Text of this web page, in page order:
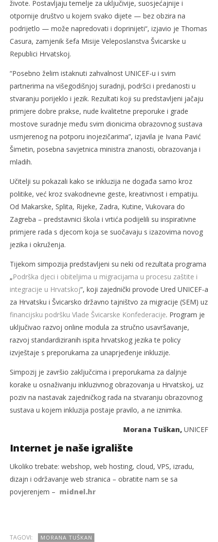
živote. Postavljaju temelje za uključivije, suosjećajnije i
otpornije društvo u kojem svako dijete — bez obzira na
podrijetlo — može napredovati i doprinijeti“, izjavio je Thomas
Casura, zamjenik šefa Misije Veleposlanstva Švicarske u
Republici Hrvatskoj.
“Posebno želim istaknuti zahvalnost UNICEF-u i svim
partnerima na višegodišnjoj suradnji, podršci i predanosti u
stvaranju porijeklo i jezik. Rezultati koji su predstavljeni jačaju
primjere dobre prakse, nude kvalitetne preporuke i grade
mostove suradnje među svim dionicima obrazovnog sustava
usmjerenog na potporu inojezičarima”, izjavila je Ivana Pavić
Šimetin, posebna savjetnica ministra znanosti, obrazovanja i
mladih.
Učitelji su pokazali kako se inkluzija ne događa samo kroz
politike, već kroz svakodnevne geste, kreativnost i empatiju.
Od Makarske, Splita, Rijeke, Zadra, Kutine, Vukovara do
Zagreba – predstavnici škola i vrtića podijelili su inspirativne
primjere rada s djecom koja se suočavaju s izazovima novog
jezika i okruženja.
Tijekom simpozija predstavljeni su neki od rezultata programa
„Podrška djeci i obiteljima u migracijama u procesu zaštite i
integracije u Hrvatskoj“, koji zajednički provode Ured UNICEF-a
za Hrvatsku i Švicarsko državno tajništvo za migracije (SEM) uz
financijsku podršku Vlade Švicarske Konfederacije. Program je
uključivao razvoj online modula za stručno usavršavanje,
razvoj standardiziranih ispita hrvatskog jezika te policy
izvještaje s preporukama za unaprjeđenje inkluzije.
Simpozij je završio zaključcima i preporukama za daljnje
korake u osnaživanju inkluzivnog obrazovanja u Hrvatskoj, uz
poziv na nastavak zajedničkog rada na stvaranju obrazovnog
sustava u kojem inkluzija postaje pravilo, a ne iznimka.
Morana Tuškan, UNICEF
Internet je naše igralište
Ukoliko trebate: webshop, web hosting, cloud, VPS, izradu,
dizajn i održavanje web stranica – obratite nam se sa
povjerenjem – midnel.hr
TAGOVI: MORANA TUŠKAN